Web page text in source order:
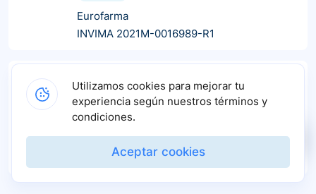
Eurofarma
INVIMA 2021M-0016989-R1
Solución oral-
1 und
75 und
Tecnofar Tq
INVIMA 2020M-0001583-R2
Utilizamos cookies para mejorar tu
experiencia según nuestros términos y
condiciones.
Aceptar cookies